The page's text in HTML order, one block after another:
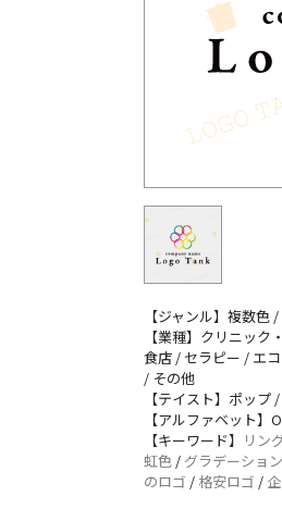
【ジャンル】複数色
【業種】クリニッ
食店 / セラピー / エ
/ その他
【テイスト】ポッ
【アルファベット】O
【キーワード】 リン
虹色 / グラデーション
のロゴ / 格安ロゴ /